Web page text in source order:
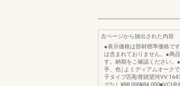
左ページから抽出された内容
●表示価格は部材標準価格で
は含まれておりません。●商
す。納期をこ確認ください。
手、色￨よミディアムオーク
子タイプ匹彫脅踏望河